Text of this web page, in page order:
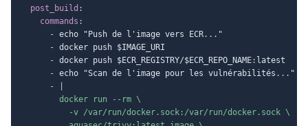
post_build :
commands :
- echo "Push de l'image vers ECR... "
- docker push $IMAGE_URI
- docker push $ECR_REGISTRY/$ECR_REPO_NAME: latest
- echo "Scan de l'image pour les vulnérabilités ... "
-
        docker run --rm \
          -v /var/run/docker.sock:/var/run/docker.sock \